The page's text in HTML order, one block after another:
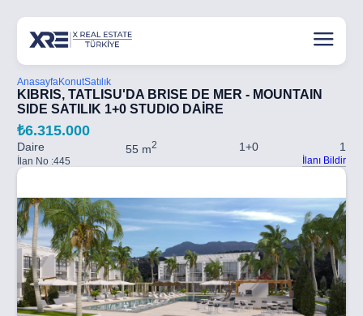
AnasayfaKonutSatılık
KIBRIS, TATLISU'DA BRISE DE MER - MOUNTAIN
SIDE SATILIK 1+0 STUDIO DAİRE
₺6.315.000
Daire 55 m2 1+0 1
İlan No :445 İlanı Bildir